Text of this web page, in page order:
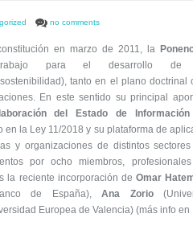
no comments
en marzo de 2011, la
para el desarrollo de
tanto en el plano
En este sentido su principal
del Estado de Información
en la Ley 11/2018 y su plataforma de
y organizaciones de distintos
por ocho miembros,
la reciente incorporación deOmar
de España),Ana Zorio
Europea de Valencia) (más info en